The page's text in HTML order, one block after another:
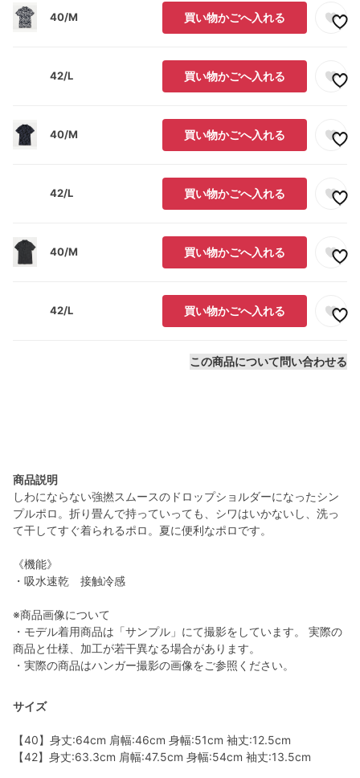
40/M 買い物かごへ入れる
42/L 買い物かごへ入れる
40/M 買い物かごへ入れる
42/L 買い物かごへ入れる
40/M 買い物かごへ入れる
42/L 買い物かごへ入れる
この商品について問い合わせる
商品説明
しわにならない強撚スムースのドロップショルダーになったシン
プルポロ。折り畳んで持っていっても、シワはいかないし、洗っ
て干してすぐ着られるポロ。夏に便利なポロです。
《機能》
・吸水速乾 接触冷感
※商品画像について
・モデル着用商品は「サンプル」にて撮影をしています。 実際の
商品と仕様、加工が若干異なる場合があります。
・実際の商品はハンガー撮影の画像をご参照ください。
サイズ
【40】身丈:64cm 肩幅:46cm 身幅:51cm 袖丈:12.5cm
【42】身丈:63.3cm 肩幅:47.5cm 身幅:54cm 袖丈:13.5cm